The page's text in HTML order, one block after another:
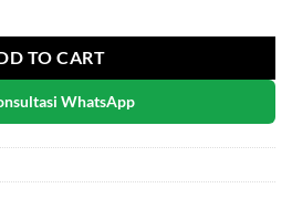
TO CART
WhatsApp